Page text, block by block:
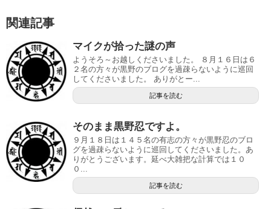
関連記事
マイクが拾った謎の声
ようそろ～お越しくださいました。 ８月１６日は６
２名の方々が黒野のブログを過疎らないように巡回
してくださいました。 ありがとー...
記事を読む
そのまま黒野忍ですよ。
９月１８日は１４５名の有志の方々が黒野忍のブロ
グを過疎らないように巡回してくださいました。あ
りがとうございます。延べ大雑把な計算では１０
０...
記事を読む